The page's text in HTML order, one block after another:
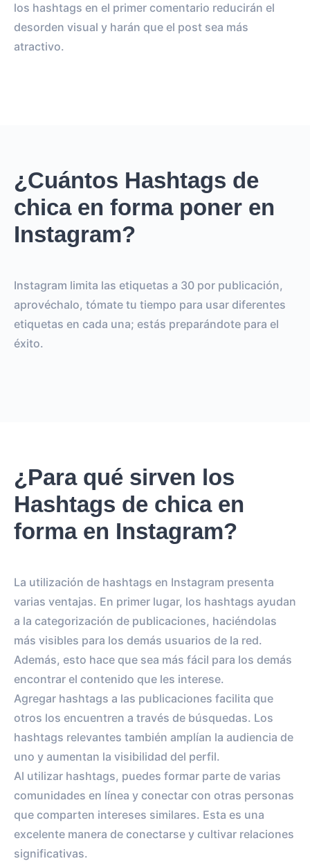
los hashtags en el primer comentario reducirán el
desorden visual y harán que el post sea más
atractivo.
¿Cuántos Hashtags de
chica en forma poner en
Instagram?
Instagram limita las etiquetas a 30 por publicación,
aprovéchalo, tómate tu tiempo para usar diferentes
etiquetas en cada una; estás preparándote para el
éxito.
¿Para qué sirven los
Hashtags de chica en
forma en Instagram?
La utilización de hashtags en Instagram presenta
varias ventajas. En primer lugar, los hashtags ayudan
a la categorización de publicaciones, haciéndolas
más visibles para los demás usuarios de la red.
Además, esto hace que sea más fácil para los demás
encontrar el contenido que les interese.
Agregar hashtags a las publicaciones facilita que
otros los encuentren a través de búsquedas. Los
hashtags relevantes también amplían la audiencia de
uno y aumentan la visibilidad del perfil.
Al utilizar hashtags, puedes formar parte de varias
comunidades en línea y conectar con otras personas
que comparten intereses similares. Esta es una
excelente manera de conectarse y cultivar relaciones
significativas.